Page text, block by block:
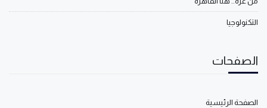
التكنولوجيا
الصفحات
الصفحة الرئيسية